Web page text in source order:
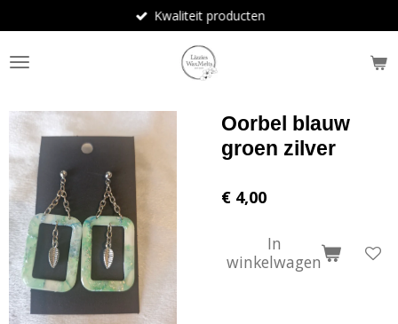
direct
naar
de
Kwaliteit producten
Oorbel blauw
groen zilver
€ 4,00
In
winkelwagen